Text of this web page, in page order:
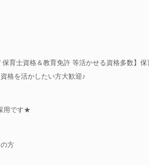
育士資格＆教育免許 等活かせる資格多数】保
格を活かしたい方大歓迎♪
用です★
方